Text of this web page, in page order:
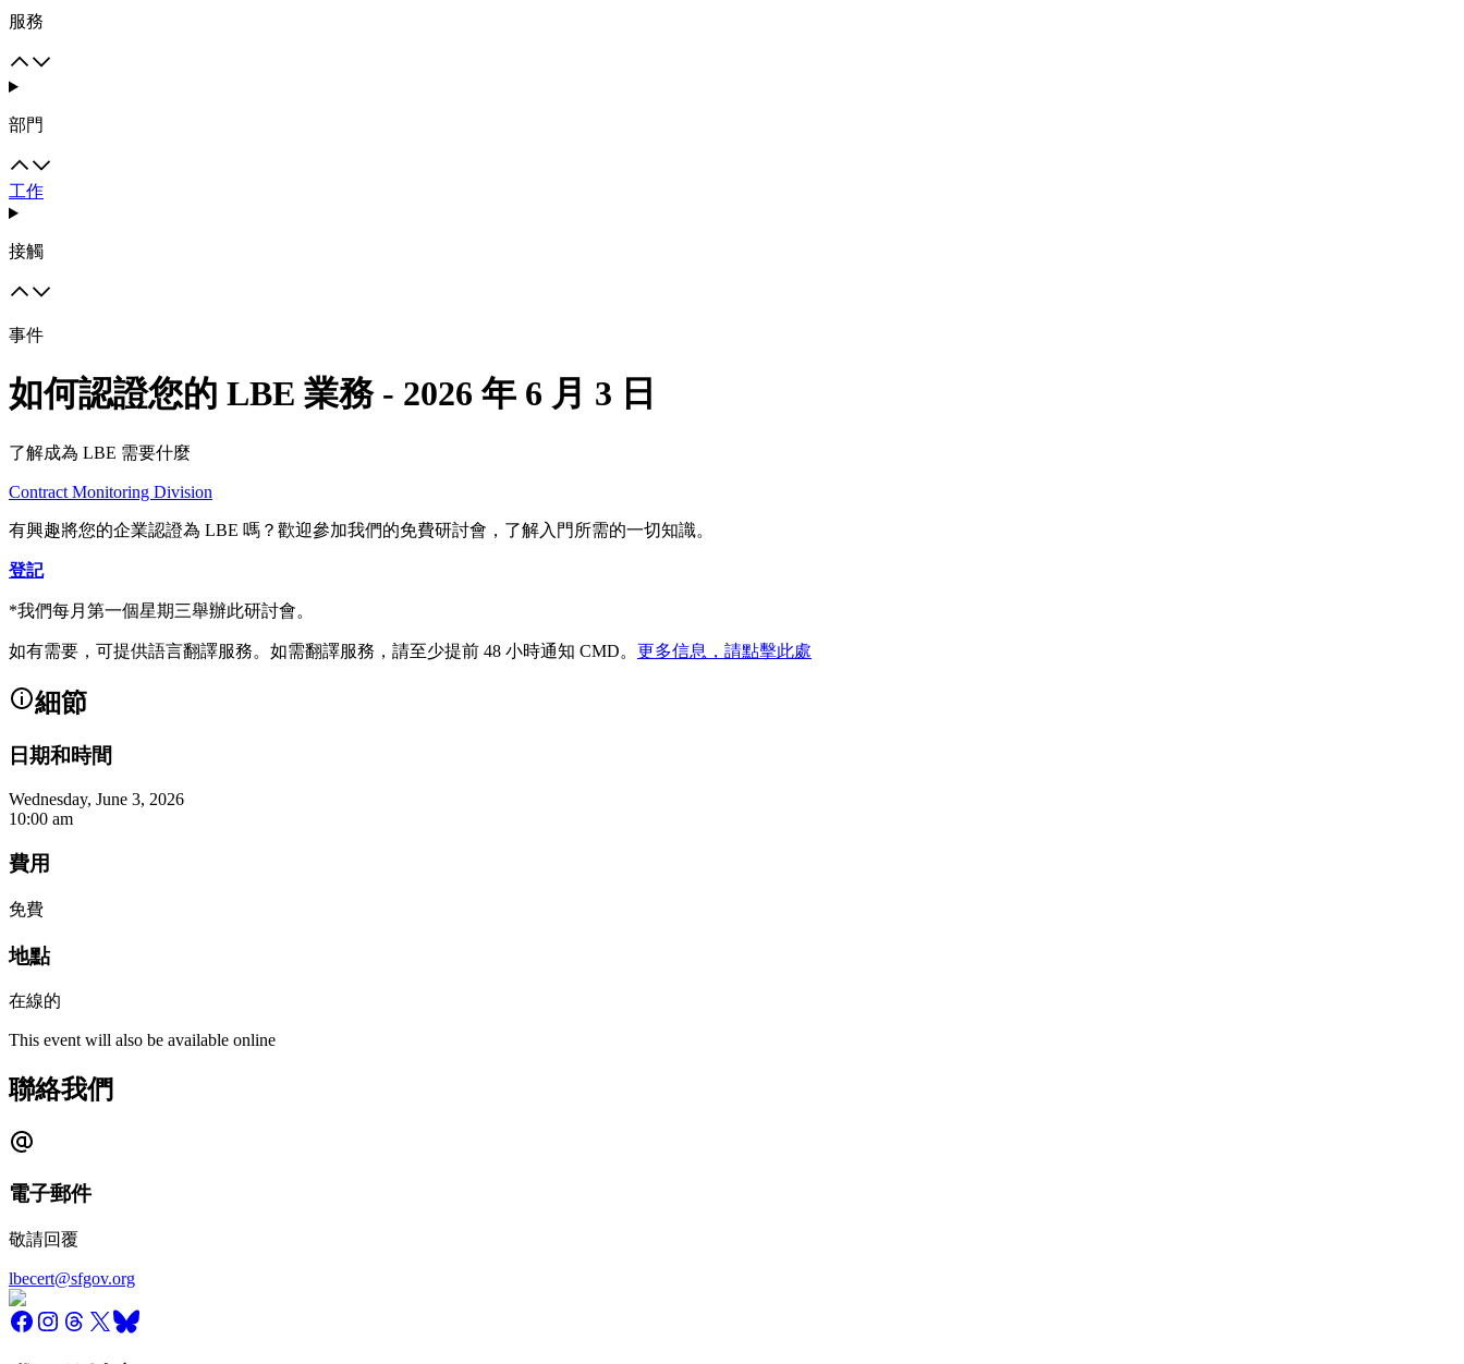
服務
部門
工作
接觸
事件
如何認證您的 LBE 業務 - 2026 年 6 月 3 日
了解成為 LBE 需要什麼
Contract Monitoring Division
有興趣將您的企業認證為 LBE 嗎？歡迎參加我們的免費研討會，了解入門所需的一切知識。
登記
*我們每月第一個星期三舉辦此研討會。
如有需要，可提供語言翻譯服務。如需翻譯服務，請至少提前 48 小時通知 CMD。 更多信息，請點擊此處
細節
日期和時間
Wednesday, June 3, 2026
10:00 am
費用
免費
地點
在線的
This event will also be available online
聯絡我們
電子郵件
敬請回覆
lbecert@sfgov.org